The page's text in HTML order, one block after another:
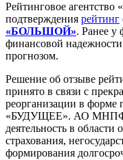
Рейтинговое агентство
подтверждения рейтинг
«БОЛЬШОЙ». Ранее у
финансовой
прогнозом.
Решение об отзыве
принято в связи с
реорганизации в
«БУДУЩЕЕ». АО МНПФ
деятельность в области
страхования,
формирования